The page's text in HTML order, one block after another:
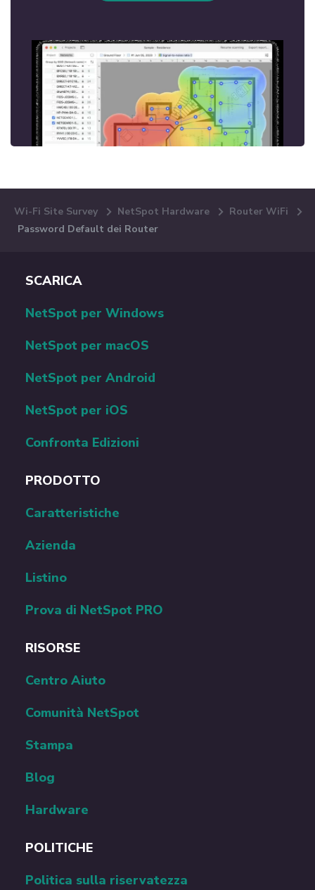
Wi-Fi Site Survey NetSpot Hardware
Router WiFi
Password Default dei Router
SCARICA
NetSpot per Windows
NetSpot per macOS
NetSpot per Android
NetSpot per iOS
Confronta Edizioni
PRODOTTO
Caratteristiche
Azienda
Listino
Prova di NetSpot PRO
RISORSE
Centro Aiuto
Comunità NetSpot
Stampa
Blog
Hardware
POLITICHE
Politica sulla riservatezza